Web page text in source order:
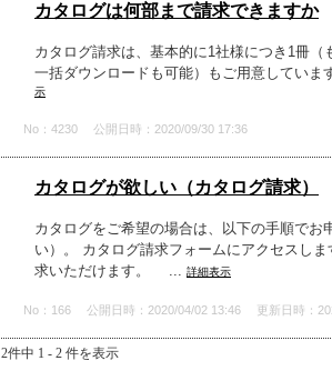
カタログは何部まで請求できますか
カタログ請求は、基本的に1社様につき1冊
一括ダウンロードも可能）もご用意してい
示
No：4230 公開日時：2020/09/30 17:36
カタログが欲しい（カタログ請求）
カタログをご希望の場合は、以下の手順で
い）。 カタログ請求フォームにアクセスし
求いただけます。 ... 詳細表示
No：166 公開日時：2020/04/02 13:46 更新日時：
2件中 1 - 2 件を表示